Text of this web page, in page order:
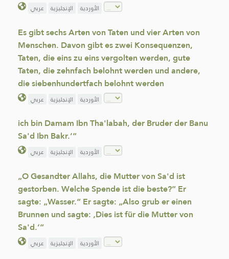
عربي الإنجليزية الأوردية
Es gibt sechs Arten von Taten und vier Arten von
Menschen. Davon gibt es zwei Konsequenzen,
Taten, die eins zu eins vergolten werden, gute
Taten, die zehnfach belohnt werden und andere,
die siebenhundertfach belohnt werden
عربي الإنجليزية الأوردية
ich bin Damam Ibn Tha'labah, der Bruder der Banu
Sa'd Ibn Bakr.‘“
عربي الإنجليزية الأوردية
„O Gesandter Allahs, die Mutter von Sa'd ist
gestorben. Welche Spende ist die beste?“ Er
sagte: „Wasser.“ Er sagte: „Also grub er einen
Brunnen und sagte: ‚Dies ist für die Mutter von
Sa'd.‘“
عربي الإنجليزية الأوردية